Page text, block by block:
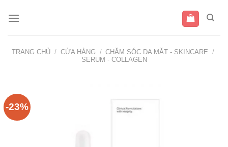
qua
TRANG CHỦ / CỬA HÀNG / CHĂM SÓC DA MẶT - SKINCARE
/
SERUM - COLLAGEN
-23%